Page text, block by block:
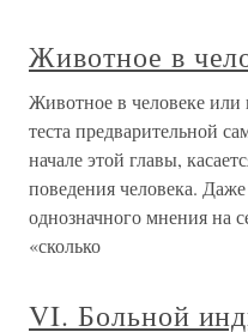
Животное в
Животное в человеке
теста предварительной
начале этой главы,
поведения человека.
однозначного мнения на
«сколько
VI. Больной